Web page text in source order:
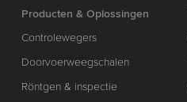
Producten & Oplossingen
Controlewegers
Doorvoerweegschalen
Röntgen & inspectie